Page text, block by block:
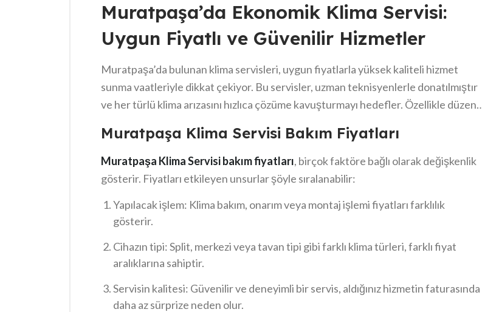
kontrol edilmeli ve gerekli tamirler yapılmalıdır. Son olarak, dış ünite temizliği
atlanmamalıdır. Böylece, klimanızın ömrünü uzatmış olursunuz.
Muratpaşa’da Ekonomik Klima Servisi:
Uygun Fiyatlı ve Güvenilir Hizmetler
Muratpaşa’da bulunan klima servisleri, uygun fiyatlarla yüksek kaliteli hizmet
sunma vaatleriyle dikkat çekiyor. Bu servisler, uzman teknisyenlerle donatılmıştır
ve her türlü klima arızasını hızlıca çözüme kavuşturmayı hedefler. Özellikle düzenli
yapılması önerilen bu bakımlar, aynı zamanda enerji verimliliğini artırarak tasarruf
sağlar.
Muratpaşa Klima Servisi Bakım Fiyatları
Muratpaşa Klima Servisi bakım fiyatları, birçok faktöre bağlı olarak değişkenlik
gösterir. Fiyatları etkileyen unsurlar şöyle sıralanabilir:
Yapılacak işlem: Klima bakım, onarım veya montaj işlemi fiyatları farklılık
gösterir.
Cihazın tipi: Split, merkezi veya tavan tipi gibi farklı klima türleri, farklı fiyat
aralıklarına sahiptir.
Servisin kalitesi: Güvenilir ve deneyimli bir servis, aldığınız hizmetin faturasında
daha az sürprize neden olur.